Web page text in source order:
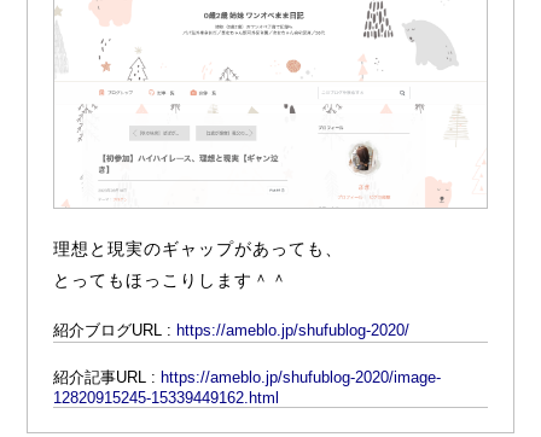
理想と現実のギャップがあっても、
とってもほっこりします＾＾
紹介ブログURL : https://ameblo.jp/shufublog-2020/
紹介記事URL : https://ameblo.jp/shufublog-2020/image-
12820915245-15339449162.html